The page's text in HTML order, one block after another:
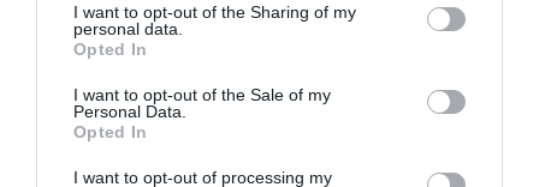
I want to opt-out of the Sharing of my
personal data.
Opted In
I want to opt-out of the Sale of my
Personal Data.
Opted In
I want to opt-out of processing my
Τι παράξενο όνειρο!»
γράφει σε μια αποστροφή του
λόγου του ο Ουσπένσκι καταγράφοντας όλο τον πυρετό
της ανησυχίας του ήρωά του, όλες τις εσωτερικές
φωνές που ζητούν αλλαγή.
Είναι όμως ο μάγος ο
κατάλληλος άνθρωπος για να τον οδηγήσει σε ένα
νέο ξέφωτο ή όλο αυτό που πιστεύει είναι